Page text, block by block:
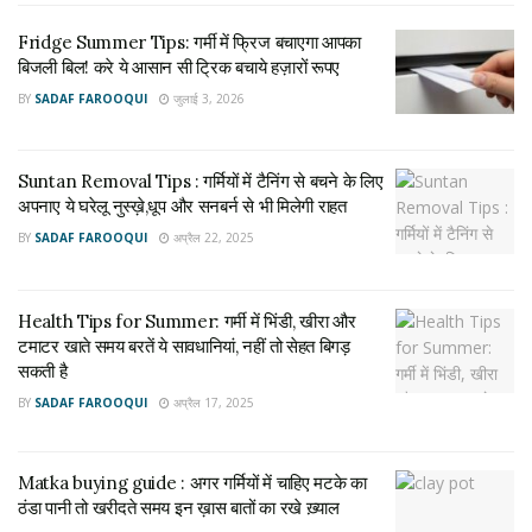
होगा तो ओवरहीटिंग का खतरा बढ़ सकता है।
सीधी धूप या बंद कमरे में बैटरी रखने से उसकी क्षमता तेजी से घट सकती है।
समय-समय पर पानी जरूर चेक करें
लीड-एसिड और ट्यूबलर बैटरियों में डिस्टिल्ड वॉटर का सही स्तर बनाए
रखना बेहद जरूरी होता है। सामान्य तौर पर हर 30 से 45 दिन में पानी
सकती है।
ध्यान रखें कि बैटरी में केवल डिस्टिल्ड वॉटर ही डालें। नल या बारिश का
पानी इस्तेमाल करने से बैटरी खराब हो सकती है।
इन्वर्टर पर जरूरत से ज्यादा इलेक्ट्रॉनिक उपकरण चलाने से बैटरी जल्दी
Fridge Summer Tips: गर्मी में फ्रिज बचाएगा आपका
बिजली बिल! करे ये आसान सी ट्रिक बचाये हज़ारों रूपए
BY SADAF FAROOQUI जुलाई 3, 2026
Suntan Removal Tips : गर्मियों में टैनिंग से बचने के लिए
अपनाए ये घरेलू नुस्ख़े,धूप और सनबर्न से भी मिलेगी राहत
BY SADAF FAROOQUI अप्रैल 22, 2025
Health Tips for Summer: गर्मी में भिंडी, खीरा और
टमाटर खाते समय बरतें ये सावधानियां, नहीं तो सेहत बिगड़
सकती है
BY SADAF FAROOQUI अप्रैल 17, 2025
Matka buying guide : अगर गर्मियों में चाहिए मटके का
ठंडा पानी तो खरीदते समय इन ख़ास बातों का रखे ख़्याल